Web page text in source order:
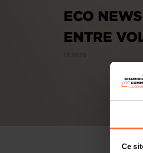
Ce
ECO
ENTRE